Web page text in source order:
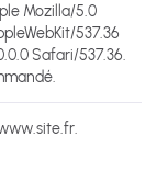
Mozilla/5.0
537.36
Safari/537.36.